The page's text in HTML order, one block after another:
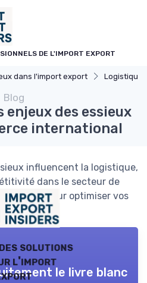
DE L'IMPORT EXPORT
dans l'import export Logistique
Blog
enjeux des essieux
international
influencent la logistique,
dans le secteur de
pour optimiser vos
solutions
l'import
le livre blanc